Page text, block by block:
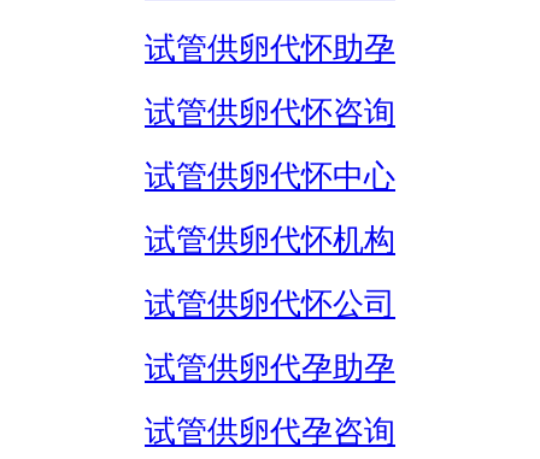
试管供卵代怀助孕
试管供卵代怀咨询
试管供卵代怀中心
试管供卵代怀机构
试管供卵代怀公司
试管供卵代孕助孕
试管供卵代孕咨询